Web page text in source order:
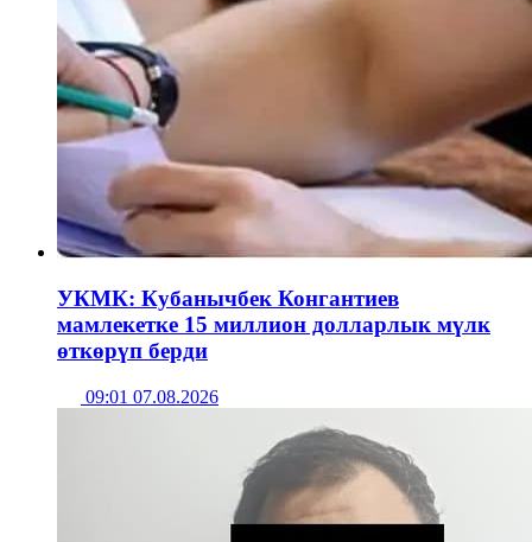
УКМК: Кубанычбек Конгантиев
мамлекетке 15 миллион долларлык мүлк
өткөрүп берди
09:01 07.08.2026